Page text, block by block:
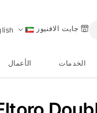
اللغةجايت الافنيوز
الخدمات الأعمال